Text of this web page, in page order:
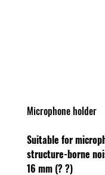
Microphone holder
Suitable for
structure-borne
16 mm (? ?)